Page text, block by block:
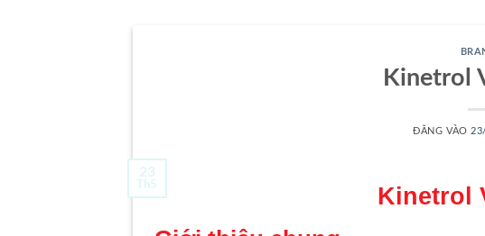
Kinetrol
ĐĂNG VÀO
23
Th5 Kinetrol